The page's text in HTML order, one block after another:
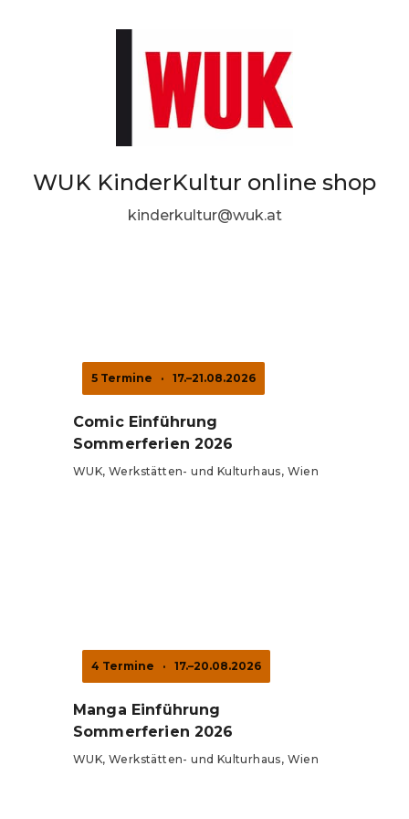
WUK KinderKultur online shop
kinderkultur@wuk.at
5 Termine · 17.–21.08.2026
Comic Einführung
Sommerferien 2026
WUK, Werkstätten- und Kulturhaus, Wien
4 Termine · 17.–20.08.2026
Manga Einführung
Sommerferien 2026
WUK, Werkstätten- und Kulturhaus, Wien